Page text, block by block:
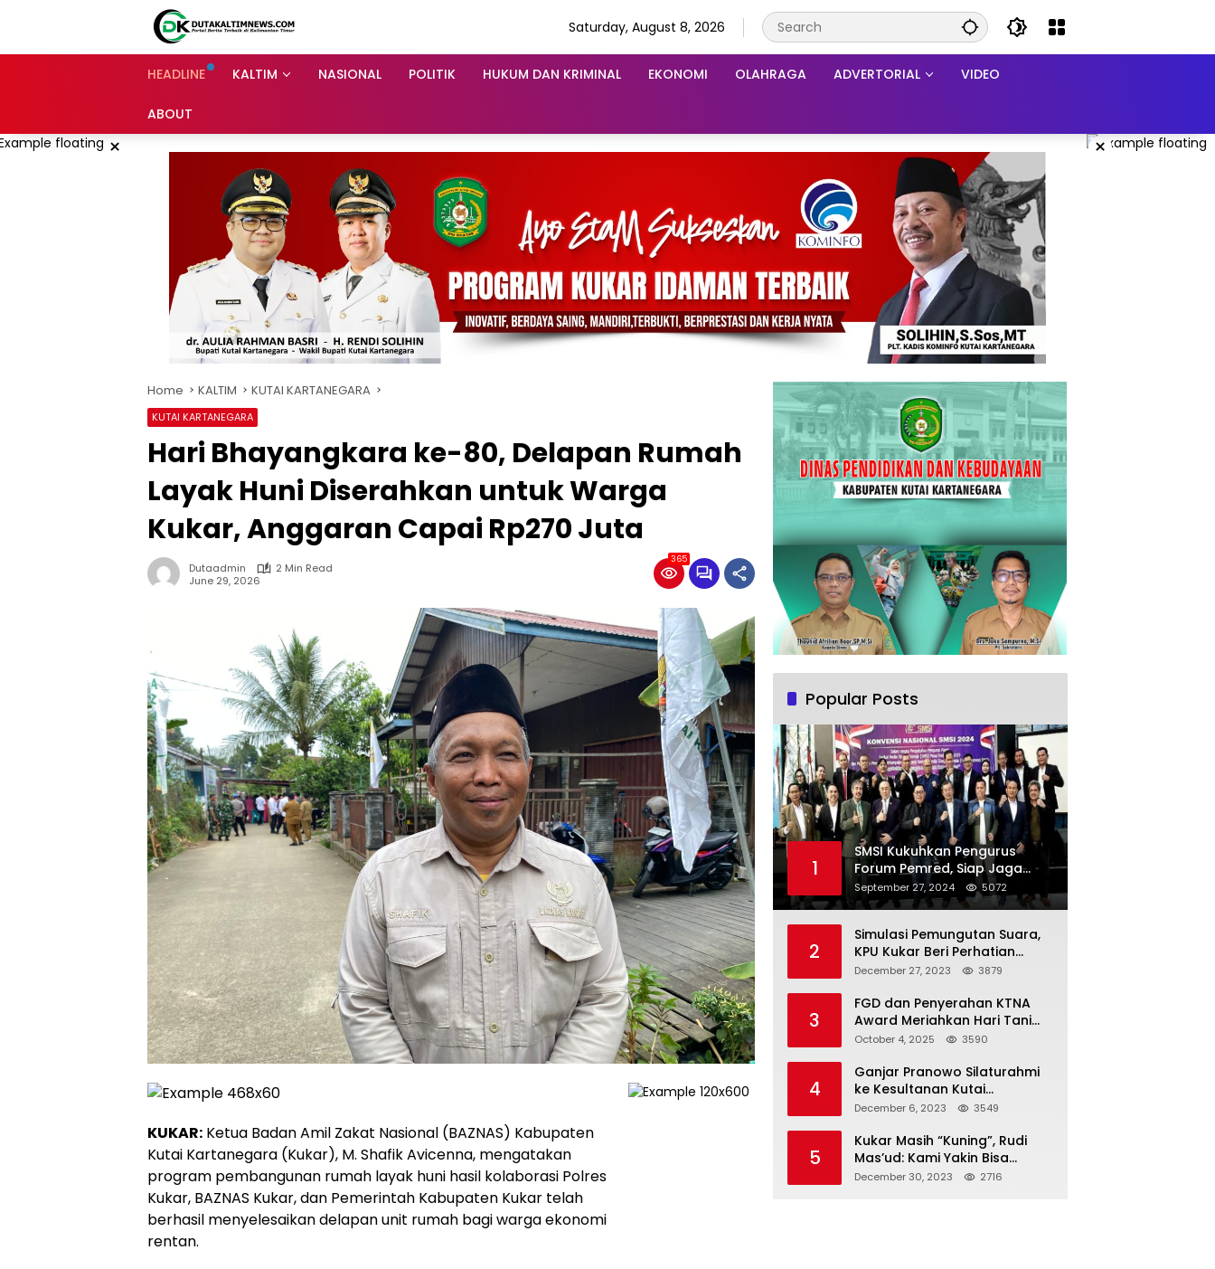
Saturday, August 8, 2026
HEADLINE KALTIM NASIONAL POLITIK HUKUM DAN KRIMINAL EKONOMI OLAHRAGA ADVERTORIAL VIDEO
ABOUT
× ×
Home KALTIM KUTAI KARTANEGARA
KUTAI KARTANEGARA
Hari Bhayangkara ke-80, Delapan Rumah
Layak Huni Diserahkan untuk Warga
Kukar, Anggaran Capai Rp270 Juta
Dutaadmin
2 Min Read
June 29, 2026
365
KUKAR: Ketua Badan Amil Zakat Nasional (BAZNAS) Kabupaten
Kutai Kartanegara (Kukar), M. Shafik Avicenna, mengatakan
program pembangunan rumah layak huni hasil kolaborasi Polres
Kukar, BAZNAS Kukar, dan Pemerintah Kabupaten Kukar telah
berhasil menyelesaikan delapan unit rumah bagi warga ekonomi
rentan.
Popular Posts
1
SMSI Kukuhkan Pengurus
Forum Pemred, Siap Jaga
Kualitas Media Daring di
Indonesia
September 27, 2024 5072
2
Simulasi Pemungutan Suara,
KPU Kukar Beri Perhatian
Penyandang Disabilitas
December 27, 2023 3879
3
FGD dan Penyerahan KTNA
Award Meriahkan Hari Tani
Nasional di Kukar
October 4, 2025 3590
4
Ganjar Pranowo Silaturahmi
ke Kesultanan Kutai
Kartanegara
December 6, 2023 3549
5
Kukar Masih “Kuning”, Rudi
Mas’ud: Kami Yakin Bisa
Menang di Pemilu 2024
December 30, 2023 2716